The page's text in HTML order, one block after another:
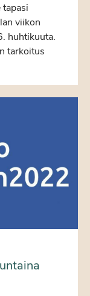
viikon
huhtikuuta.
tarkoitus